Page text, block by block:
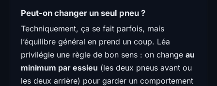
Peut-on changer un seul pneu ?
Techniquement, ça se fait parfois, mais
l’équilibre général en prend un coup. Léa
privilégie une règle de bon sens : on change au
minimum par essieu (les deux pneus avant ou
les deux arrière) pour garder un comportement